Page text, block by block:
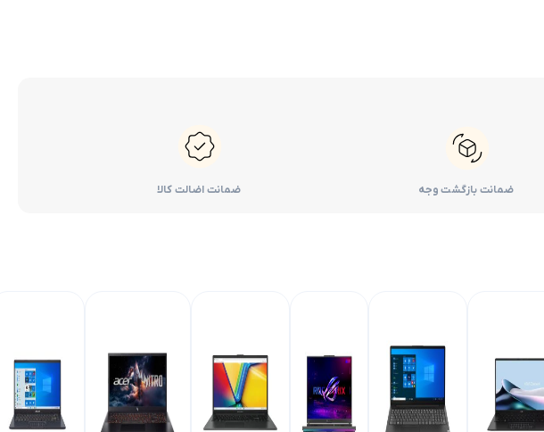
ضمانت بازگشت وجه ضمانت اضالت کالا